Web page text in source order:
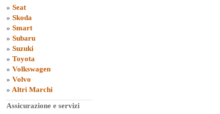
» Seat
» Skoda
» Smart
» Subaru
» Suzuki
» Toyota
» Volkswagen
» Volvo
» Altri Marchi
Assicurazione e servizi